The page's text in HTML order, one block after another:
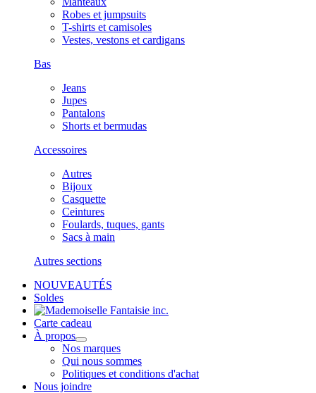
Robes et jumpsuits
T-shirts et camisoles
Vestes, vestons et cardigans
Bas
Jeans
Jupes
Pantalons
Shorts et bermudas
Accessoires
Autres
Bijoux
Casquette
Ceintures
Foulards, tuques, gants
Sacs à main
Autres sections
NOUVEAUTÉS
Soldes
Carte cadeau
À propos
Nos marques
Qui nous sommes
Politiques et conditions d'achat
Nous joindre